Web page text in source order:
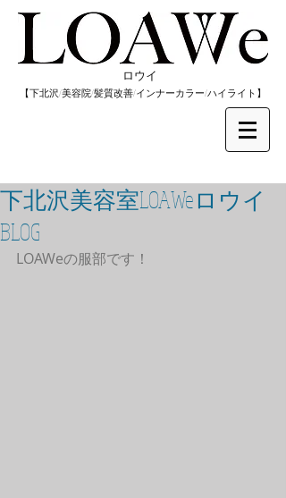
​ロウイ
​【下北沢/美容院/髪質改善/インナーカラー/​ハイライト】
下北沢美容室LOAWeロウイ
BLOG
LOAWeの服部です！